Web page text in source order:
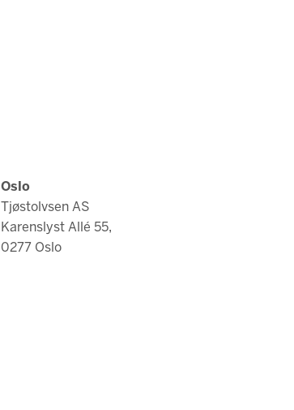
Oslo
Tjøstolvsen AS
Karenslyst Allé 55,
0277 Oslo